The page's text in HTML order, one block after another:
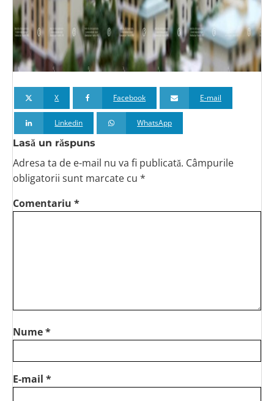
X Facebook E-mail
Linkedin WhatsApp
Lasă un răspuns
Adresa ta de e-mail nu va fi publicată. Câmpurile
obligatorii sunt marcate cu *
Comentariu *
Nume*
E-mail *